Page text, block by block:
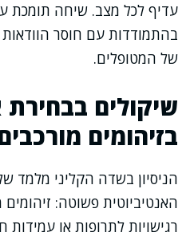
עדיף לכל מצב. שיחה תומכת
בהתמודדות עם חוסר
של המטופלים.
שיקולים בבחירת
בזיהומים
הניסיון בשדה הקליני מלמד
האנטיביוטית פשוטה:
רגישויות לתרופות או עמידות